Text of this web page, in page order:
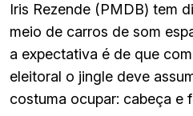
Iris Rezende (PMDB) tem
meio de carros de som
a expectativa é de que
eleitoral o jingle deve
costuma ocupar: cabeça e